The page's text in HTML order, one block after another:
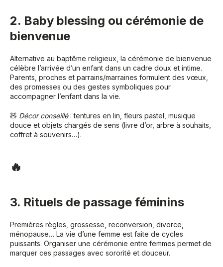
2. Baby blessing ou cérémonie de
bienvenue
Alternative au baptême religieux, la cérémonie de bienvenue
célèbre l’arrivée d’un enfant dans un cadre doux et intime.
Parents, proches et parrains/marraines formulent des vœux,
des promesses ou des gestes symboliques pour
accompagner l’enfant dans la vie.
🧸 Décor conseillé: tentures en lin, fleurs pastel, musique
douce et objets chargés de sens (livre d’or, arbre à souhaits,
coffret à souvenirs…).
🔥
3. Rituels de passage féminins
Premières règles, grossesse, reconversion, divorce,
ménopause… La vie d’une femme est faite de cycles
puissants. Organiser une cérémonie entre femmes permet de
marquer ces passages avec sororité et douceur.